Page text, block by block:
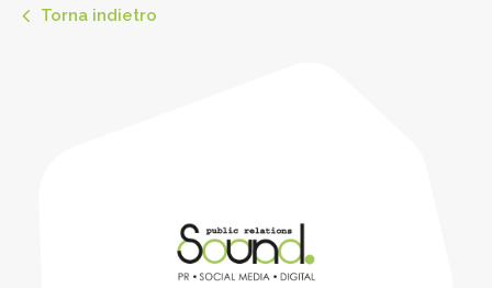
Torna indietro